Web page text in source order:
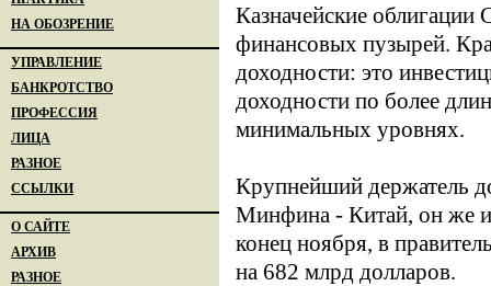
НА ОБОЗРЕНИЕ
УПРАВЛЕНИЕ
БАНКРОТСТВО
ПРОФЕССИЯ
ЛИЦА
РАЗНОЕ
ССЫЛКИ
О САЙТЕ
АРХИВ
РАЗНОЕ
Казначейские
финансовых пузырей.
доходности: это
доходности по более
минимальных уровнях.
Крупнейший держатель
Минфина - Китай, он же
конец ноября, в
на 682 млрд долларов.